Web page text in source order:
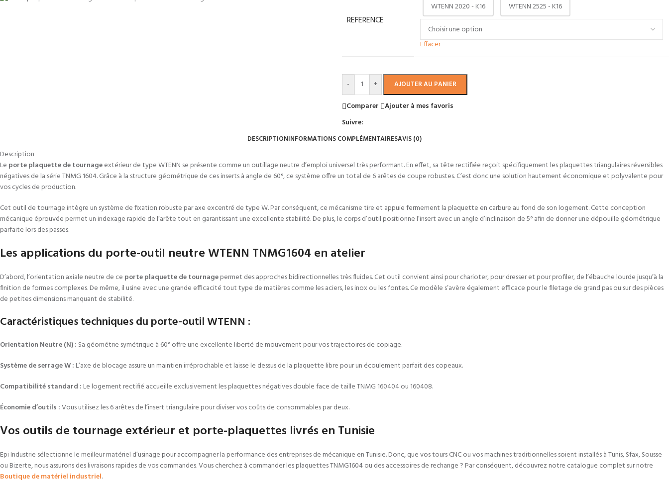
REFERENCE
WTENN 2020 - K16 WTENN 2525 - K16
Effacer
- + AJOUTER AU PANIER
Comparer Ajouter à mes favoris
Suivre:
DESCRIPTIONINFORMATIONS COMPLÉMENTAIRESAVIS (0)
Description
Le porte plaquette de tournageextérieur de type WTENN se présente comme un outillage neutre d’emploi universel très performant. En effet, sa tête rectifiée reçoit spécifiquement les plaquettes triangulaires réversibles
négatives de la série TNMG 1604. Grâce à la structure géométrique de ces inserts à angle de 60°, ce système offre un total de 6 arêtes de coupe robustes. C’est donc une solution hautement économique et polyvalente pour
vos cycles de production.
Cet outil de tournage intègre un système de fixation robuste par axe excentré de type W. Par conséquent, ce mécanisme tire et appuie fermement la plaquette en carbure au fond de son logement. Cette conception
mécanique éprouvée permet un indexage rapide de l’arête tout en garantissant une excellente stabilité. De plus, le corps d’outil positionne l’insert avec un angle d’inclinaison de 5° afin de donner une dépouille géométrique
parfaite lors des passes.
Les applications du porte-outil neutre WTENN TNMG1604 en atelier
D’abord, l’orientation axiale neutre de ce porte plaquette de tournagepermet des approches bidirectionnelles très fluides. Cet outil convient ainsi pour charioter, pour dresser et pour profiler, de l’ébauche lourde jusqu’à la
finition de formes complexes. De même, il usine avec une grande efficacité tout type de matières comme les aciers, les inox ou les fontes. Ce modèle s’avère également efficace pour le filetage de grand pas ou sur des pièces
de petites dimensions manquant de stabilité.
Caractéristiques techniques du porte-outil WTENN :
Orientation Neutre (N) : Sa géométrie symétrique à 60° offre une excellente liberté de mouvement pour vos trajectoires de copiage.
Système de serrage W :L’axe de blocage assure un maintien irréprochable et laisse le dessus de la plaquette libre pour un écoulement parfait des copeaux.
Compatibilité standard :Le logement rectifié accueille exclusivement les plaquettes négatives double face de taille TNMG 160404 ou 160408.
Économie d’outils :Vous utilisez les 6 arêtes de l’insert triangulaire pour diviser vos coûts de consommables par deux.
Vos outils de tournage extérieur et porte-plaquettes livrés en Tunisie
Epi Industrie sélectionne le meilleur matériel d’usinage pour accompagner la performance des entreprises de mécanique en Tunisie. Donc, que vos tours CNC ou vos machines traditionnelles soient installés à Tunis, Sfax, Sousse
ou Bizerte, nous assurons des livraisons rapides de vos commandes. Vous cherchez à commander les plaquettes TNMG1604 ou des accessoires de rechange ? Par conséquent, découvrez notre catalogue complet sur notre
Boutique de matériel industriel.